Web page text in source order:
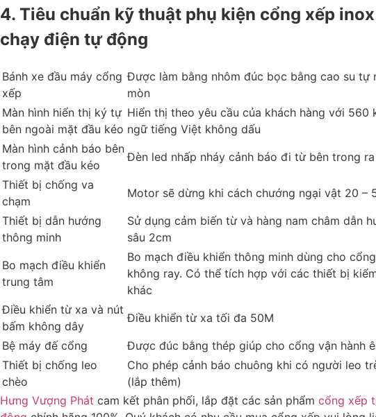
4. Tiêu chuẩn kỹ thuật phụ kiện cổng xếp inox
chạy điện tự động
Bánh xe đầu máy cổng
xếp
Được làm bằng nhôm đúc bọc bằng cao su tự
mòn
Màn hình hiển thị ký tự
bên ngoài mặt đầu kéo
Hiển thị theo yêu cầu của khách hàng với 560
ngữ tiếng Việt không dấu
Màn hình cảnh báo bên
trong mặt đầu kéo
Đèn led nhấp nháy cảnh báo đi từ bên trong ra
Thiết bị chống va
chạm
Motor sẽ dừng khi cách chướng ngại vật 20 –
Thiết bị dẫn hướng
thông minh
Sử dụng cảm biến từ và hàng nam châm dẫn
sâu 2cm
Bo mạch điều khiển
trung tâm
Bo mạch điều khiển thông minh dùng cho
không ray. Có thể tích hợp với các thiết bị
khác
Điều khiển từ xa và nút
bấm không dây
Điều khiển từ xa tối đa 50M
Bệ máy đế cổng
Được đúc bằng thép giúp cho cổng vận hành
Thiết bị chống leo
chèo
Cho phép cảnh báo chuông khi có người leo
(lắp thêm)
Hưng Vượng Phát cam kết phân phối, lắp đặt các sản phẩm cổng xếp